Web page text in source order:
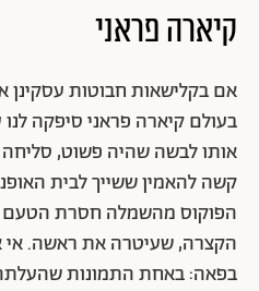
קיארה פראני
אם בקלישאות חבוטות עסקינן
בעולם קיארה פראני סיפקה
אותו לבשה שהיה פשוט,
קשה להאמין ששייך לבית
הפוקוס מהשמלה חסרת הטעם
הקצרה, שעיטרה את ראשה.
בפאה: באחת התמונות